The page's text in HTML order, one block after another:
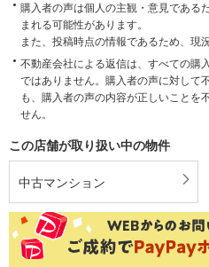
購入者の声は個人の主観・意見である
まれる可能性があります。
また、投稿時点の情報であるため、現
不動産会社による返信は、すべての購
ではありません。購入者の声に対して
も、購入者の声の内容が正しいことを
せん。
この店舗が取り扱い中の物件
中古マンション